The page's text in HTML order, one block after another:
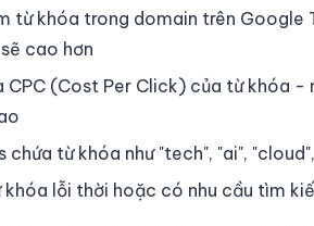
từ khóa trong domain trên Google
cao hơn
CPC (Cost Per Click) của từ khóa -
chứa từ khóa như "tech", "ai",
khóa lỗi thời hoặc có nhu cầu tìm